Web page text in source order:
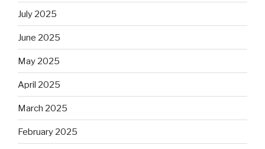
July 2025
June 2025
May 2025
April 2025
March 2025
February 2025